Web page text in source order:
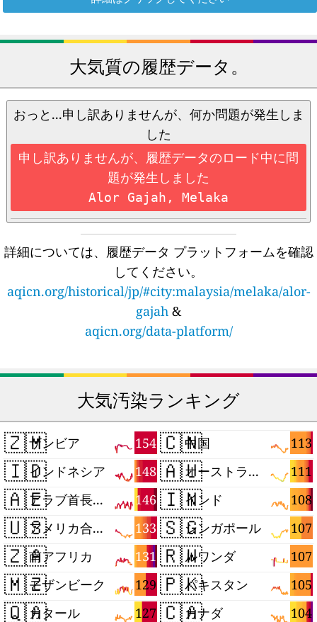
大気質の履歴データ。
おっと...申し訳ありませんが、何か問題が発生しま
した
申し訳ありませんが、履歴データのロード中に問
題が発生しました
Alor Gajah, Melaka
詳細については、履歴データ プラットフォームを確認
してください。
aqicn.org/historical/jp/#city:malaysia/melaka/alor-
gajah &
aqicn.org/data-platform/
大気汚染ランキング
🇿🇲 154
ザンビア
🇮🇩 148
インドネシア
🇦🇪 146
アラブ首長国連邦
🇺🇸 133
アメリカ合衆国
🇿🇦 131
南アフリカ
🇲🇿 129
モザンビーク
🇶🇦 127
カタール
🇨🇳 113
中国
🇦🇺 111
オーストラリア
🇮🇳 108
インド
🇸🇬 107
シンガポール
🇷🇼 107
ルワンダ
🇵🇰 105
パキスタン
🇨🇦 104
カナダ